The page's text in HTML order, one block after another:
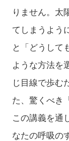
りません。太
てしまうよう
と「どうして
ような方法を
じ目線で歩む
た、驚くべき
この講義を通
なたの呼吸の